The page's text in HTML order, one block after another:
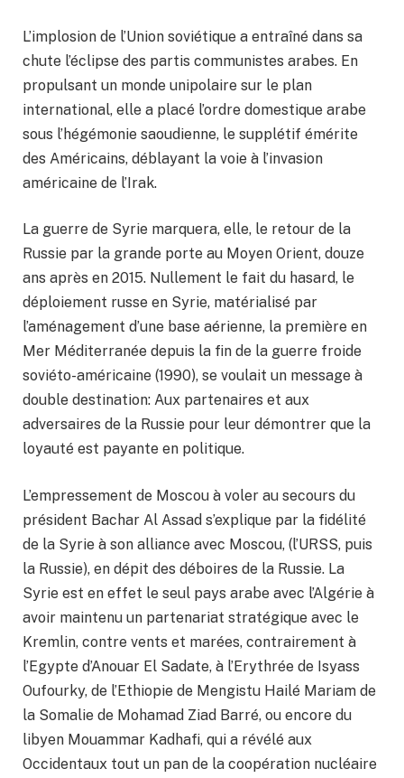
L’implosion de l’Union soviétique a entraîné dans sa
chute l’éclipse des partis communistes arabes. En
propulsant un monde unipolaire sur le plan
international, elle a placé l’ordre domestique arabe
sous l’hégémonie saoudienne, le supplétif émérite
des Américains, déblayant la voie à l’invasion
américaine de l’Irak.
La guerre de Syrie marquera, elle, le retour de la
Russie par la grande porte au Moyen Orient, douze
ans après en 2015. Nullement le fait du hasard, le
déploiement russe en Syrie, matérialisé par
l’aménagement d’une base aérienne, la première en
Mer Méditerranée depuis la fin de la guerre froide
soviéto-américaine (1990), se voulait un message à
double destination: Aux partenaires et aux
adversaires de la Russie pour leur démontrer que la
loyauté est payante en politique.
L’empressement de Moscou à voler au secours du
président Bachar Al Assad s’explique par la fidélité
de la Syrie à son alliance avec Moscou, (l’URSS, puis
la Russie), en dépit des déboires de la Russie. La
Syrie est en effet le seul pays arabe avec l’Algérie à
avoir maintenu un partenariat stratégique avec le
Kremlin, contre vents et marées, contrairement à
l’Egypte d’Anouar El Sadate, à l’Erythrée de Isyass
Oufourky, de l’Ethiopie de Mengistu Hailé Mariam de
la Somalie de Mohamad Ziad Barré, ou encore du
libyen Mouammar Kadhafi, qui a révélé aux
Occidentaux tout un pan de la coopération nucléaire